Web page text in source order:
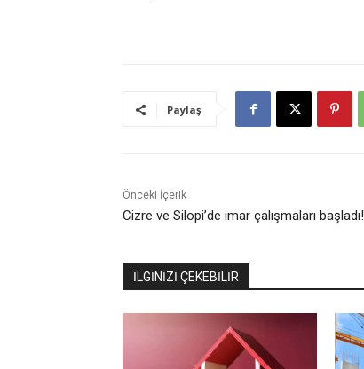
Paylaş
Önceki İçerik
Cizre ve Silopi’de imar çalışmaları başladı!
İLGİNİZİ ÇEKEBİLİR